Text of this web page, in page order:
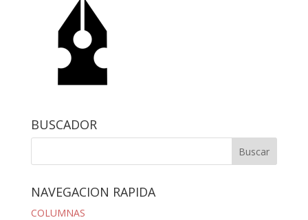
BUSCADOR
NAVEGACION RAPIDA
COLUMNAS